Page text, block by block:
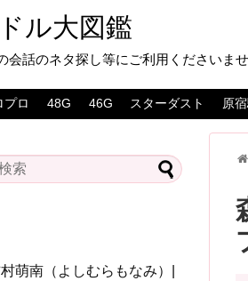
ル大図鑑
会話のネタ探し等にご利用くださいませ
プロ 48G 46G スターダスト 原
萌南（よしむらもなみ）|